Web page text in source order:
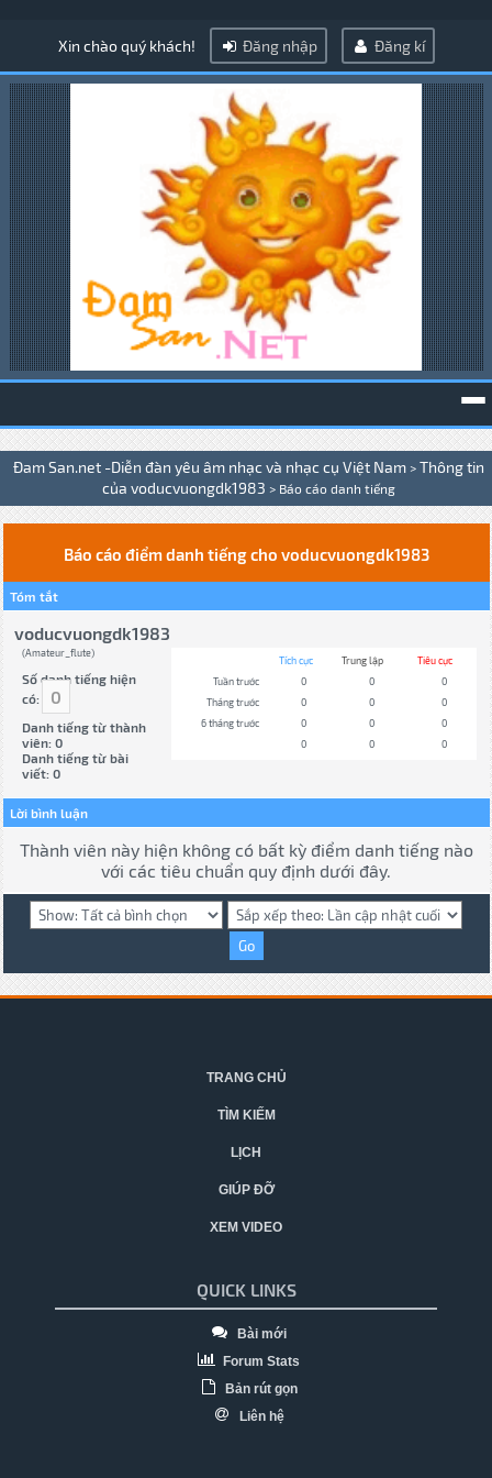
Xin chào quý khách! Đăng nhập Đăng kí
Đam San.net -Diễn đàn yêu âm nhạc và nhạc cụ Việt Nam > Thông tin
của voducvuongdk1983 > Báo cáo danh tiếng
Báo cáo điểm danh tiếng cho voducvuongdk1983
Tóm tắt
voducvuongdk1983
(Amateur_flute)
Số danh tiếng hiện
có:
0
Danh tiếng từ thành
viên: 0
Danh tiếng từ bài
viết: 0
Tích cực Trung lập
Tiêu cực
Tuần trước
0 0
0
Tháng trước
0 0
0
6 tháng trước
0 0
0
0
0 0
Lời bình luận
Thành viên này hiện không có bất kỳ điểm danh tiếng nào
với các tiêu chuẩn quy định dưới đây.
TRANG CHỦ
TÌM KIẾM
LỊCH
GIÚP ĐỠ
XEM VIDEO
QUICK LINKS
Bài mới
Forum Stats
Bản rút gọn
Liên hệ